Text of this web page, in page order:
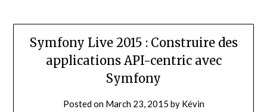
Symfony Live 2015 : Construire des
applications API-centric avec
Symfony
Posted on March 23, 2015 by Kévin